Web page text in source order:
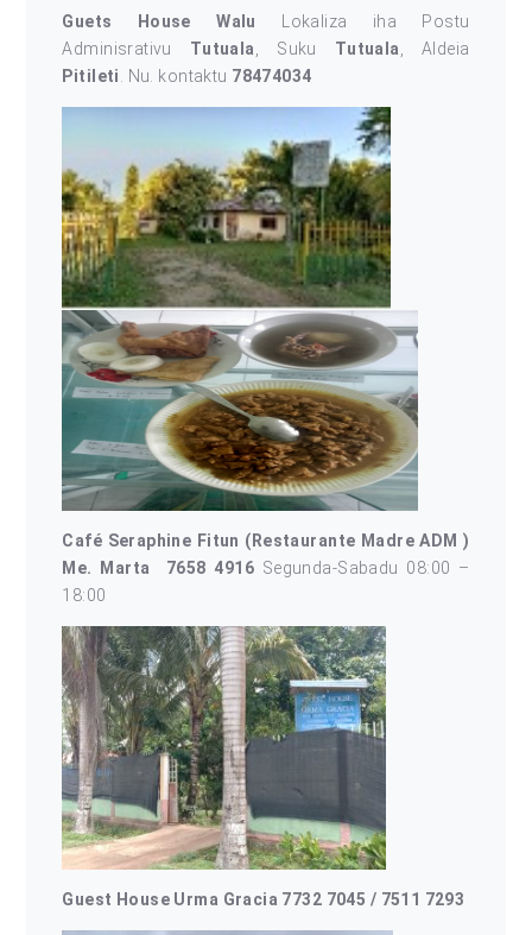
Guets House Walu
Lokaliza iha Postu
Adminisrativu Tutuala , Suku Tutuala
, Aldeia
Pitileti
. Nu. kontaktu 78474034
Café Seraphine Fitun (Restaurante Madre ADM )
Me. Marta
7658 4916 Segunda-Sabadu 08:00 –
18:00
Guest House Urma Gracia 7732 7045 / 7511 7293